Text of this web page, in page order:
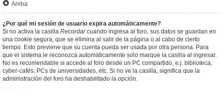
Arriba
¿Por qué mi sesión de usuario expira automáticamente?
Si no activa la casilla Recordarcuando ingresa al foro, sus datos se guardan en
una cookie segura, que se elimina al salir de la página o al cabo de cierto
tiempo. Esto previene que su cuenta pueda ser usada por otra persona. Para
que el sistema le reconozca automáticamente solo marque la casilla al ingresar.
No es recomendable si accede al foro desde un PC compartido, e.j. biblioteca,
cyber-cafés, PCs de universidades, etc. Si no ve la casilla, significa que la
administración del foro ha deshabilitado la opción.